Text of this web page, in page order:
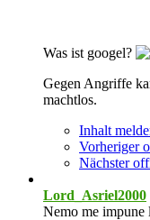
Was ist googel?
Gegen Angriffe
machtlos.
Inhalt
Vorheriger
Nächster
Lord_Asriel2000
Nemo me impune